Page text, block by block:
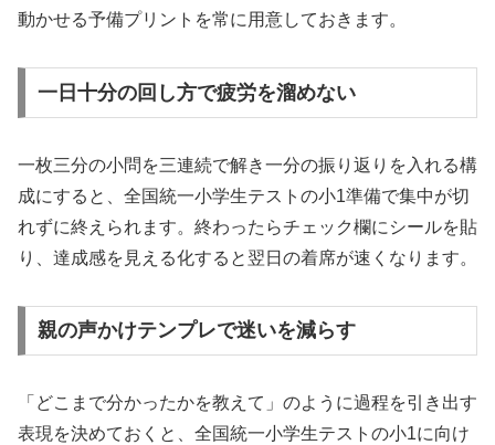
動かせる予備プリントを常に用意しておきます。
一日十分の回し方で疲労を溜めない
一枚三分の小問を三連続で解き一分の振り返りを入れる構
成にすると、全国統一小学生テストの小1準備で集中が切
れずに終えられます。終わったらチェック欄にシールを貼
り、達成感を見える化すると翌日の着席が速くなります。
親の声かけテンプレで迷いを減らす
「どこまで分かったかを教えて」のように過程を引き出す
表現を決めておくと、全国統一小学生テストの小1に向け